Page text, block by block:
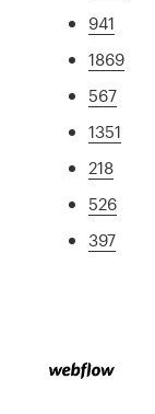
941
1869
567
1351
218
526
397